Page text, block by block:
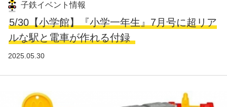
子鉄イベント情報
5/30【小学館】『小学一年生』7月号に超リア
ルな駅と電車が作れる付録
2025.05.30